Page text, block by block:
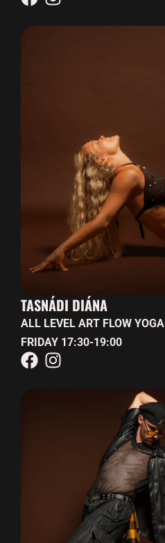
TASNÁDI DIÁNA
ALL LEVEL ART FLOW YOGA
FRIDAY 17:30-19:00